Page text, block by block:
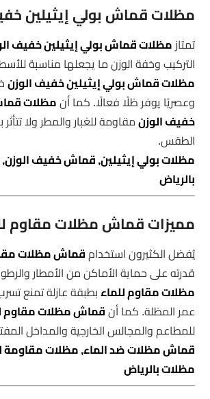
مظلات قماش بولي إيثيلين
تمتاز مظلات قماش بولي إيثيلين خفيف
التركيب وخفة الوزن ما يجعلها مناسبة
مظلات قماش بولي إيثيلين خفيف الوزن
وعصريًا يوفر ظلًا فعالًا. كما أنمظلات
خفيف الوزنمقاومة للغبار والمطر ولا
الطقس.
مظلات بولي إيثيلين, قماش خفيف
بالرياض
مميزات قماش مظلات مقاوم
يُفضل الكثيرون استخدامقماش مظلات
قدرته على حماية الأماكن من الأمطار
مظلات مقاوم للماءبطبقة عازلة تمنع
عمر المظلة. كما أنقماش مظلات مقاوم
للمطاعم والمجالس الخارجية والمداخل
قماش مظلات ضد الماء, مظلات مقاومة
مظلات بالرياض